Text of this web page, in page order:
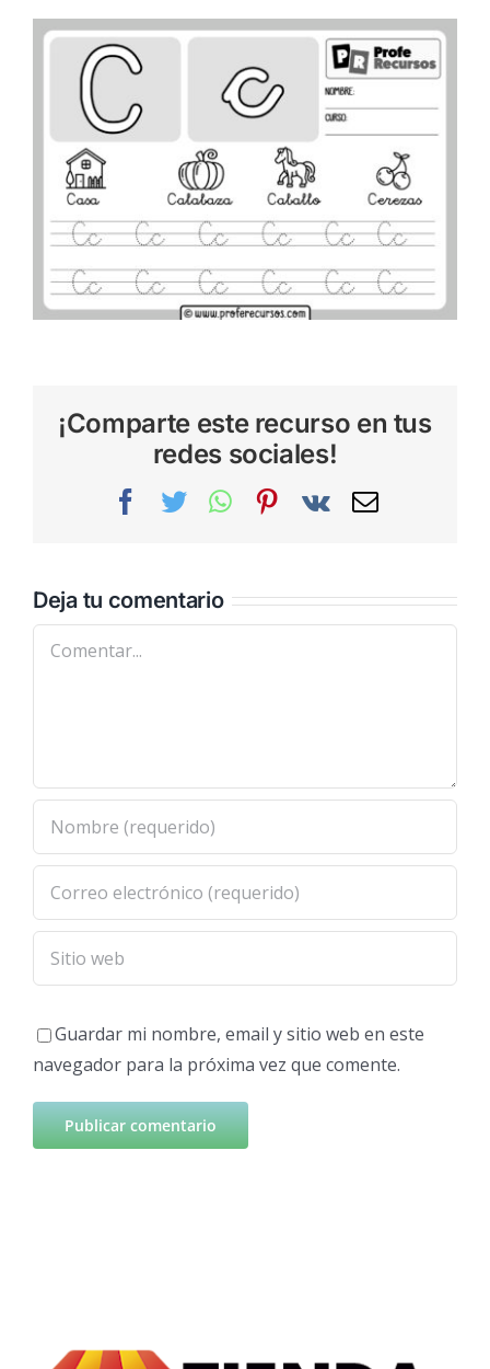
¡Comparte este recurso en tus
redes sociales!
Facebook
TwitterWhatsAppPinterest
Vk
Correo
Deja tu comentario
Comentar
Guardar mi nombre, email y sitio web en este
navegador para la próxima vez que comente.